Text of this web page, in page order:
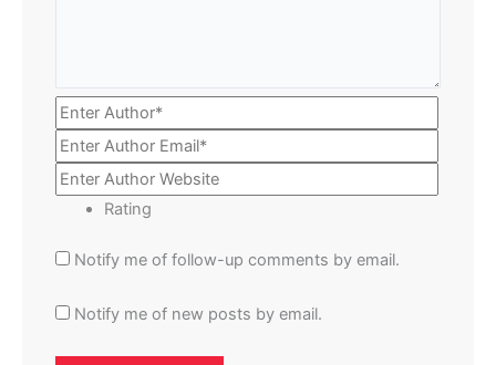
Rating
Notify me of follow-up comments by email.
Notify me of new posts by email.